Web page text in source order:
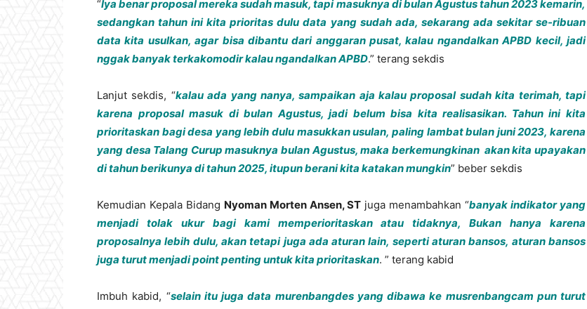
“Iya benar proposal mereka sudah masuk, tapi masuknya di bulan Agustus tahun 2023 kemarin,
sedangkan tahun ini kita prioritas dulu data yang sudah ada, sekarang ada sekitar se-ribuan
data kita usulkan, agar bisa dibantu dari anggaran pusat, kalau ngandalkan APBD kecil, jadi
nggak banyak terkakomodir kalau ngandalkan APBD.” terang sekdis
Lanjut sekdis, “kalau ada yang nanya, sampaikan aja kalau proposal sudah kita terimah, tapi
karena proposal masuk di bulan Agustus, jadi belum bisa kita realisasikan. Tahun ini kita
prioritaskan bagi desa yang lebih dulu masukkan usulan, paling lambat bulan juni 2023, karena
yang desa Talang Curup masuknya bulan Agustus, maka berkemungkinan akan kita upayakan
di tahun berikunya di tahun 2025, itupun berani kita katakan mungkin” beber sekdis
Kemudian Kepala Bidang Nyoman Morten Ansen, ST juga menambahkan “banyak indikator yang
menjadi tolak ukur bagi kami memperioritaskan atau tidaknya, Bukan hanya karena
proposalnya lebih dulu, akan tetapi juga ada aturan lain, seperti aturan bansos, aturan bansos
juga turut menjadi point penting untuk kita prioritaskan. ” terang kabid
Imbuh kabid, “selain itu juga data murenbangdes yang dibawa ke musrenbangcam pun turut